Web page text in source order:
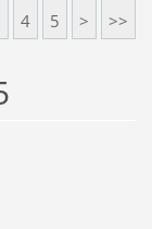
4 5 > >>